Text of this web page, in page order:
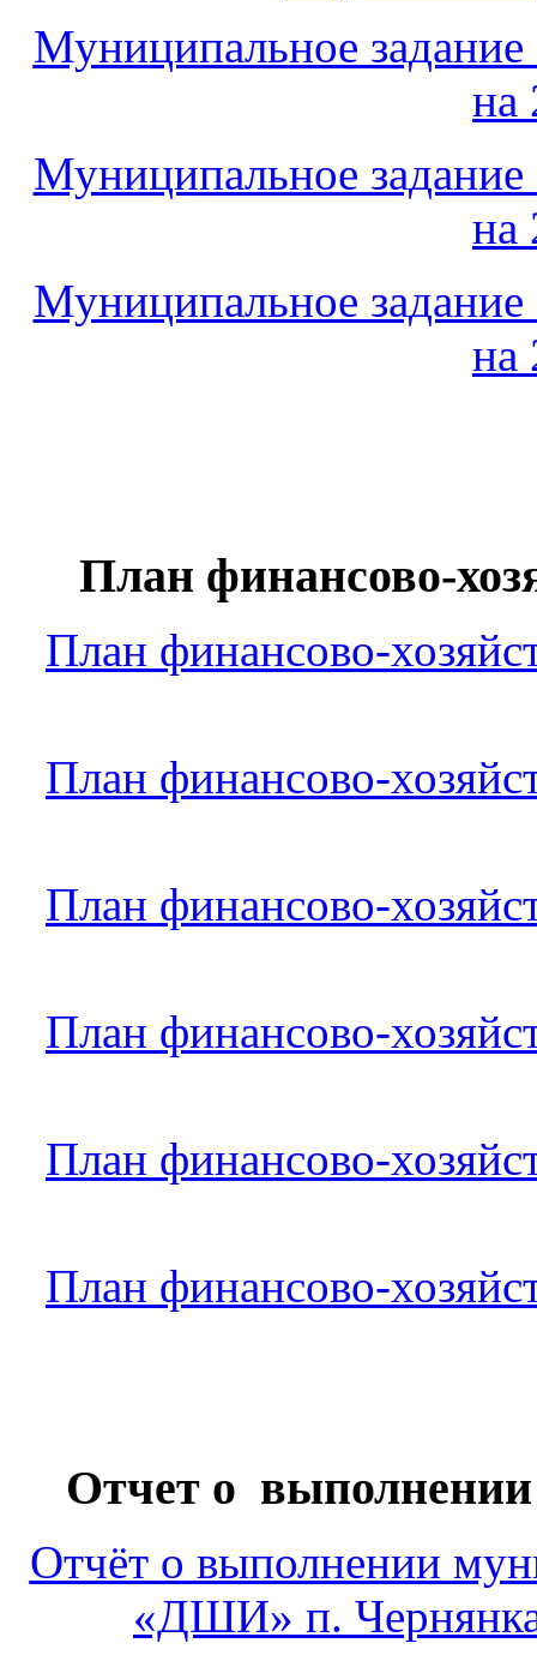
Муниципальное
на
Муниципальное
на
Муниципальное
на
План финансово-
План финансово-
План финансово-
План финансово-
План финансово-
План финансово-
План финансово-
Отчет о
Отчёт о выполнении
«ДШИ» п.